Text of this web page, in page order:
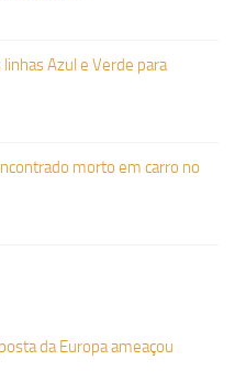
Azul e Verde para
morto em carro no
da Europa ameaçou